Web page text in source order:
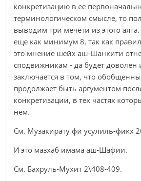
конкретизацию в ее
терминологическом смысле, то
выводим три мечети из этого аята.
еще как минимум 8, так как
это мнение шейх аш-Шанкити
сподвижникам - да будет доволен
заключается в том, что
продолжает быть аргументом
конкретизации, в тех частях
нем.
См. Музакирату фи усулиль-фикх
И это мазхаб имама аш-Шафии.
См. Бахруль-Мухит 2\408-409.